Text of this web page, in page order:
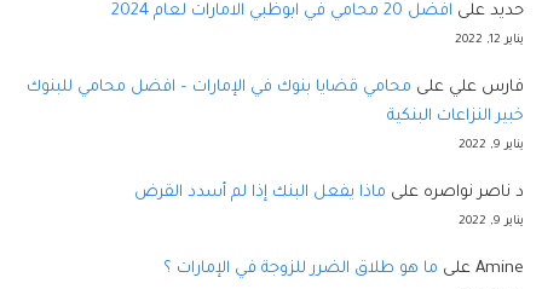
حديد على افضل 20 محامي في ابوظبي الامارات لعام 2024
يناير 12, 2022
فارس علي على محامي قضايا بنوك في الإمارات – افضل محامي للبنوك
خبير النزاعات البنكية
يناير 9, 2022
د ناصر نواصره على ماذا يفعل البنك إذا لم أسدد القرض
يناير 9, 2022
Amine على ما هو طلاق الضرر للزوجة في الإمارات ؟